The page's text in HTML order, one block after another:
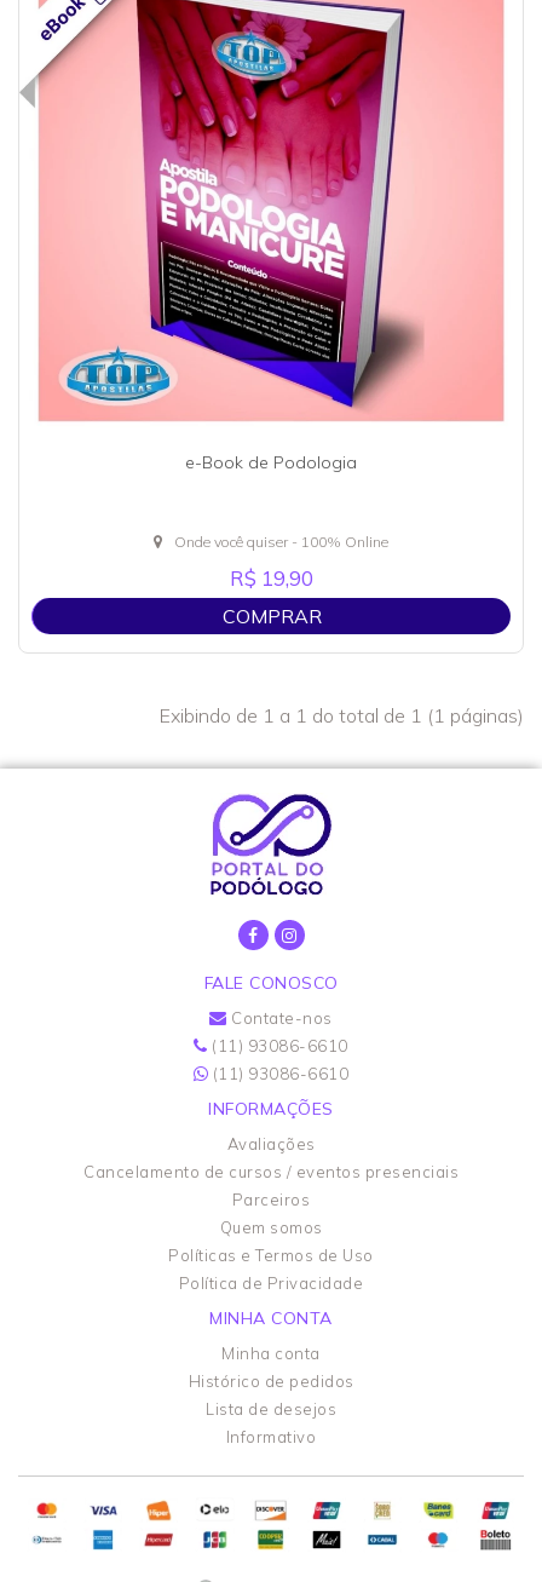
e-Book de Podologia
Onde você quiser - 100% Online
R$ 19,90
COMPRAR
Exibindo de 1 a 1 do total de 1 (1 páginas)
FALE CONOSCO
Contate-nos
(11) 93086-6610
(11) 93086-6610
INFORMAÇÕES
Avaliações
Cancelamento de cursos / eventos presenciais
Parceiros
Quem somos
Políticas e Termos de Uso
Política de Privacidade
MINHA CONTA
Minha conta
Histórico de pedidos
Lista de desejos
Informativo